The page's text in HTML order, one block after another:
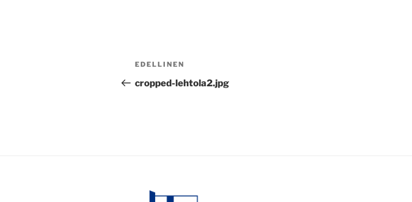
Artikkelien
selaus
Edellinen
artikkeli
EDELLINEN
cropped-lehtola2.jpg